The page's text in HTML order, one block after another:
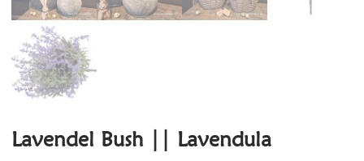
Lavendel Bush || Lavendula